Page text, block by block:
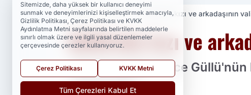
Haberler Güncel Güllü'nün kızı ve arkadaşının
Güllü'nün kızı ve
Yakalanmadan önce Güllü'nün
ortaya çıktı.
Sitemizde, daha yüksek bir kullanıcı deneyimi
sunmak ve deneyimlerinizi kişiselleştirmek amacıyla,
Gizlilik Politikası, Çerez Politikası ve KVKK
Aydınlatma Metni sayfalarında belirtilen maddelerle
sınırlı olmak üzere ve ilgili yasal düzenlemeler
çerçevesinde çerezler kullanıyoruz.
Çerez Politikası KVKK Metni
Tüm Çerezleri Kabul Et